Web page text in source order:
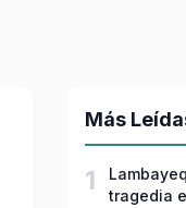
Más
1
tragedia